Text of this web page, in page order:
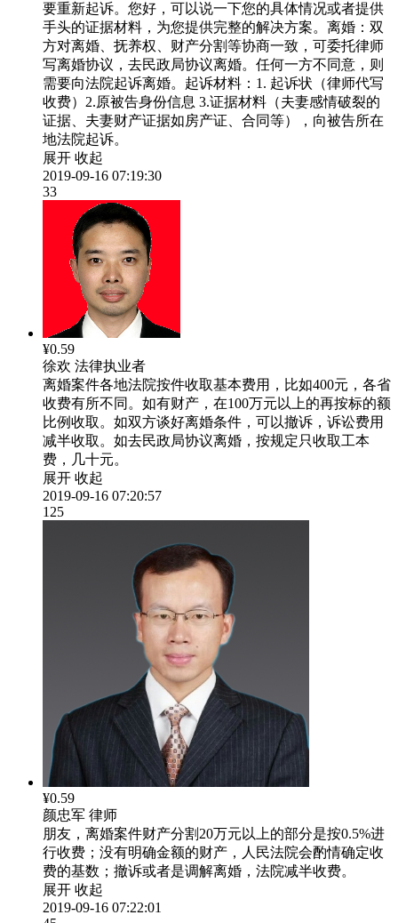
要重新起诉。您好，可以说一下您的具体情况或者提供
手头的证据材料，为您提供完整的解决方案。离婚：双
方对离婚、抚养权、财产分割等协商一致，可委托律师
写离婚协议，去民政局协议离婚。任何一方不同意，则
需要向法院起诉离婚。起诉材料：1. 起诉状（律师代写
收费）2.原被告身份信息 3.证据材料（夫妻感情破裂的
证据、夫妻财产证据如房产证、合同等），向被告所在
地法院起诉。
展开 收起
2019-09-16 07:19:30
33
¥0.59
徐欢 法律执业者
离婚案件各地法院按件收取基本费用，比如400元，各省
收费有所不同。如有财产，在100万元以上的再按标的额
比例收取。如双方谈好离婚条件，可以撤诉，诉讼费用
减半收取。如去民政局协议离婚，按规定只收取工本
费，几十元。
展开 收起
2019-09-16 07:20:57
125
¥0.59
颜忠军 律师
朋友，离婚案件财产分割20万元以上的部分是按0.5%进
行收费；没有明确金额的财产，人民法院会酌情确定收
费的基数；撤诉或者是调解离婚，法院减半收费。
展开 收起
2019-09-16 07:22:01